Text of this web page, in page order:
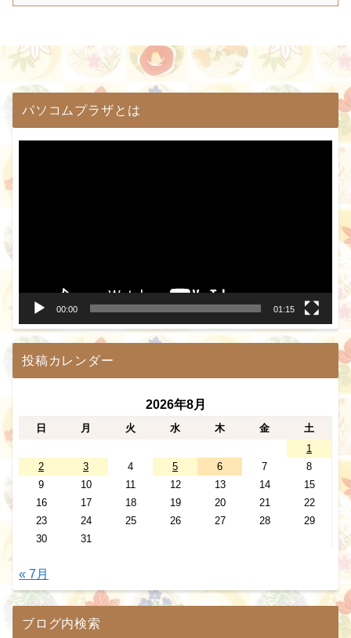
パソコムプラザとは
00:00 01:15
投稿カレンダー
2026年8月
日 月 火 水 木 金
土
1
2
3 4 5 6 7
8
9
10 11 12 13 14
15
16
17 18 19 20 21
22
23
24 25 26 27 28
29
30
31
« 7月
ブログ内検索